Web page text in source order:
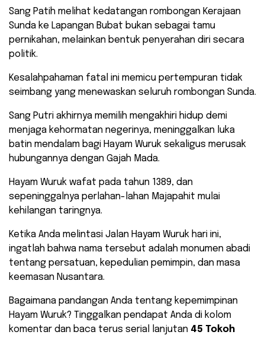
Sang Patih melihat kedatangan rombongan Kerajaan
Sunda ke Lapangan Bubat bukan sebagai tamu
pernikahan, melainkan bentuk penyerahan diri secara
politik.
​Kesalahpahaman fatal ini memicu pertempuran tidak
seimbang yang menewaskan seluruh rombongan Sunda.
Sang Putri akhirnya memilih mengakhiri hidup demi
menjaga kehormatan negerinya, meninggalkan luka
batin mendalam bagi Hayam Wuruk sekaligus merusak
hubungannya dengan Gajah Mada.
​Hayam Wuruk wafat pada tahun 1389, dan
sepeninggalnya perlahan-lahan Majapahit mulai
kehilangan taringnya.
Ketika Anda melintasi Jalan Hayam Wuruk hari ini,
ingatlah bahwa nama tersebut adalah monumen abadi
tentang persatuan, kepedulian pemimpin, dan masa
keemasan Nusantara.
​Bagaimana pandangan Anda tentang kepemimpinan
Hayam Wuruk? Tinggalkan pendapat Anda di kolom
komentar dan baca terus serial lanjutan 45 Tokoh